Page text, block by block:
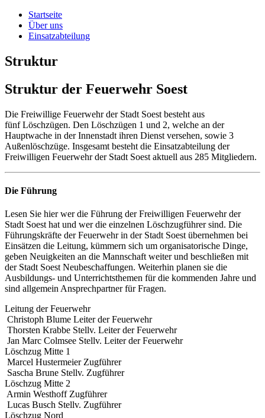
Startseite
Über uns
Einsatzabteilung
Struktur
Struktur der Feuerwehr Soest
Die Freiwillige Feuerwehr der Stadt Soest besteht aus
fünf Löschzügen. Den Löschzügen 1 und 2, welche an der
Hauptwache in der Innenstadt ihren Dienst versehen, sowie 3
Außen­löschzüge. Insgesamt besteht die Einsatzabteilung der
Freiwilligen Feuerwehr der Stadt Soest aktuell aus 285 Mitgliedern.
Die Führung
Lesen Sie hier wer die Führung der Freiwilligen Feuerwehr der
Stadt Soest hat und wer die einzelnen Löschzugführer sind. Die
Führungskräfte der Feuerwehr in der Stadt Soest übernehmen bei
Einsätzen die Leitung, kümmern sich um organisatorische Dinge,
geben Neuigkeiten an die Mannschaft weiter und beschließen mit
der Stadt Soest Neubeschaffungen. Weiterhin planen sie die
Ausbildungs- und Unterrichtsthemen für die kommenden Jahre und
sind allgemein Ansprechpartner für Fragen.
Leitung der Feuerwehr
Christoph Blume Leiter der Feuerwehr
Thorsten Krabbe Stellv. Leiter der Feuerwehr
Jan Marc Colmsee Stellv. Leiter der Feuerwehr
Löschzug Mitte 1
Marcel Hustermeier Zugführer
Sascha Brune Stellv. Zugführer
Löschzug Mitte 2
Armin Westhoff Zugführer
Lucas Busch Stellv. Zugführer
Löschzug Nord